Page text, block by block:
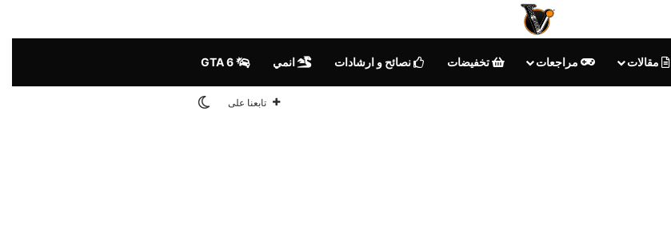
مقالات مراجعات تخفيضات نصائح و ارشادات انمي
تابعنا على الوضع المظلم